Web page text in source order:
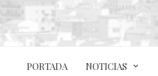
PORTADA NOTICIAS